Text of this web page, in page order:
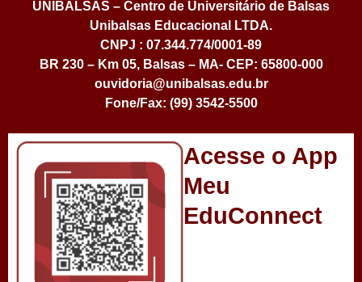
UNIBALSAS – Centro de Universitário de Balsas
Unibalsas Educacional LTDA.
CNPJ : 07.344.774/0001-89
BR 230 – Km 05, Balsas – MA- CEP: 65800-000
ouvidoria@unibalsas.edu.br
Fone/Fax: (99) 3542-5500
Acesse o App
Meu
EduConnect